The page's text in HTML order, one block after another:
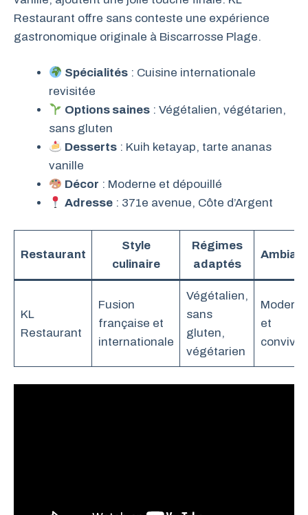
Restaurant offre sans conteste une expérience
gastronomique originale à Biscarrosse Plage.
Spécialités : Cuisine internationale
revisitée
Options saines : Végétalien, végétarien,
sans gluten
Desserts : Kuih ketayap, tarte ananas
vanille
Décor : Moderne et dépouillé
Adresse : 371e avenue, Côte d’Argent
Restaurant
Style
culinaire
Régimes
adaptés
KL
Restaurant
Fusion
française et
internationale
Végétalien,
sans
gluten,
végétarien
Moderne
et